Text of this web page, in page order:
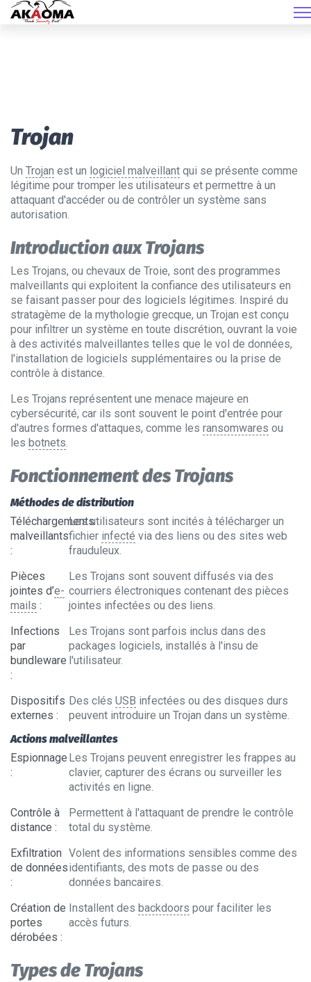
Trojan
Un Trojan est un logiciel malveillant qui se présente comme
légitime pour tromper les utilisateurs et permettre à un
attaquant d'accéder ou de contrôler un système sans
autorisation.
Introduction aux Trojans
Les Trojans, ou chevaux de Troie, sont des programmes
malveillants qui exploitent la confiance des utilisateurs en
se faisant passer pour des logiciels légitimes. Inspiré du
stratagème de la mythologie grecque, un Trojan est conçu
pour infiltrer un système en toute discrétion, ouvrant la voie
à des activités malveillantes telles que le vol de données,
l'installation de logiciels supplémentaires ou la prise de
contrôle à distance.
Les Trojans représentent une menace majeure en
cybersécurité, car ils sont souvent le point d'entrée pour
d'autres formes d'attaques, comme les ransomwares ou
les botnets.
Fonctionnement des Trojans
Méthodes de distribution
Téléchargements
malveillants
:
Les utilisateurs sont incités à télécharger un
fichier infecté via des liens ou des sites web
frauduleux.
Pièces
jointes d’e-
mails :
Les Trojans sont souvent diffusés via des
courriers électroniques contenant des pièces
jointes infectées ou des liens.
Infections
par
bundleware
:
Les Trojans sont parfois inclus dans des
packages logiciels, installés à l'insu de
l'utilisateur.
Dispositifs
externes :
Des clés USB infectées ou des disques durs
peuvent introduire un Trojan dans un système.
Actions malveillantes
Espionnage
:
Les Trojans peuvent enregistrer les frappes au
clavier, capturer des écrans ou surveiller les
activités en ligne.
Contrôle à
distance :
Permettent à l'attaquant de prendre le contrôle
total du système.
Exfiltration
de données
:
Volent des informations sensibles comme des
identifiants, des mots de passe ou des
données bancaires.
Création de
portes
dérobées :
Installent des backdoors pour faciliter les
accès futurs.
Types de Trojans